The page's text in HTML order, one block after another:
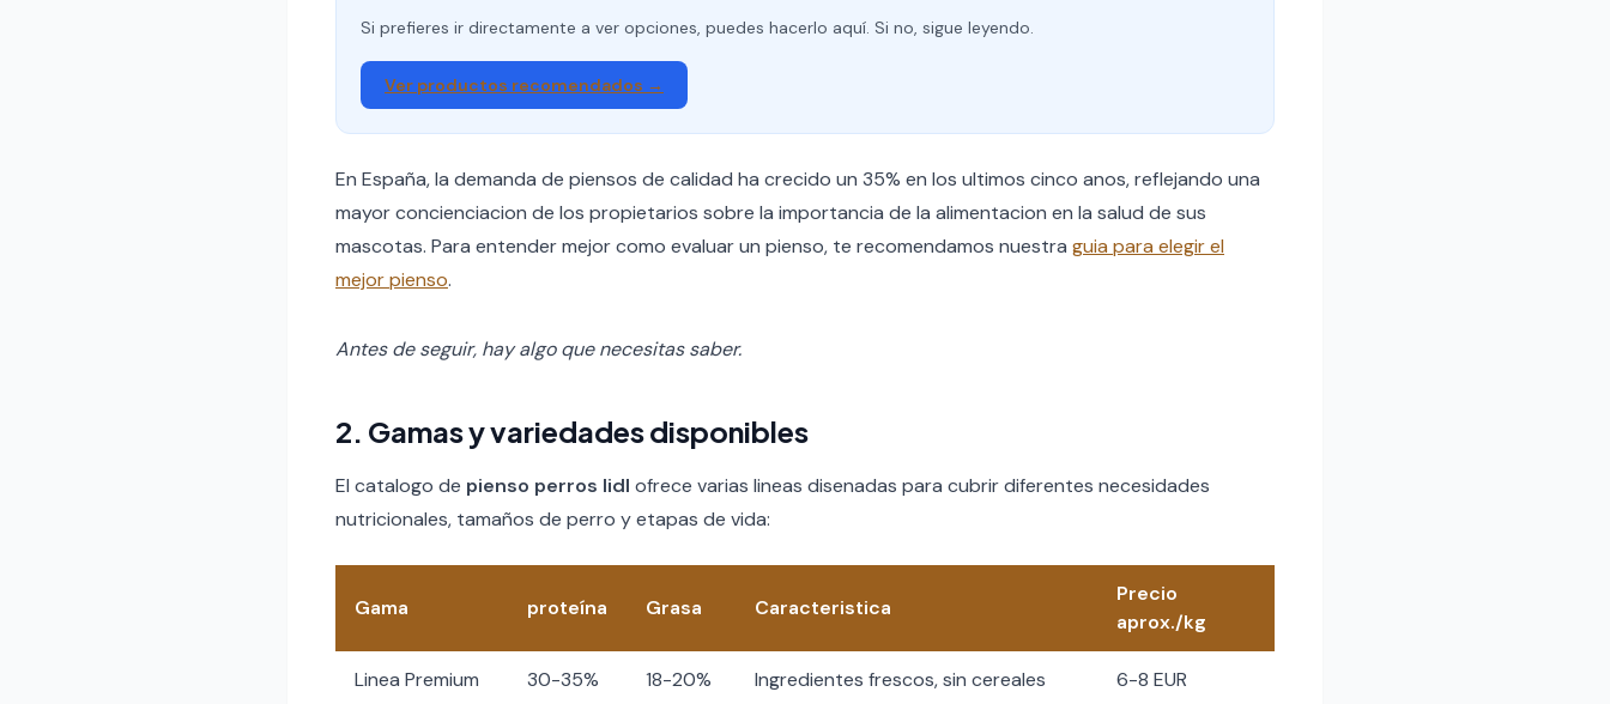
Si prefieres ir directamente a ver opciones, puedes hacerlo aquí. Si no, sigue leyendo.
Ver productos recomendados →
En España, la demanda de piensos de calidad ha crecido un 35% en los ultimos cinco anos, reflejando una
mayor concienciacion de los propietarios sobre la importancia de la alimentacion en la salud de sus
mascotas. Para entender mejor como evaluar un pienso, te recomendamos nuestra guia para elegir el
mejor pienso.
Antes de seguir, hay algo que necesitas saber.
2. Gamas y variedades disponibles
El catalogo de pienso perros lidl ofrece varias lineas disenadas para cubrir diferentes necesidades
nutricionales, tamaños de perro y etapas de vida:
Gama proteína Grasa Caracteristica
Precio
aprox./kg
Linea Premium 30-35% 18-20% Ingredientes frescos, sin cereales 6-8 EUR